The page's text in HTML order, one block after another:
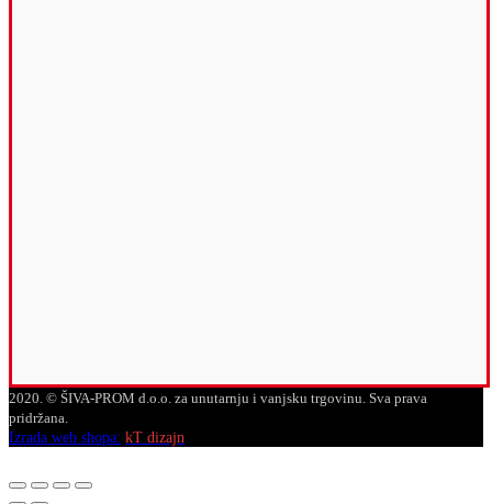
2020. © ŠIVA-PROM d.o.o. za unutarnju i vanjsku trgovinu. Sva prava
pridržana.
Izrada web shopa: kT dizajn